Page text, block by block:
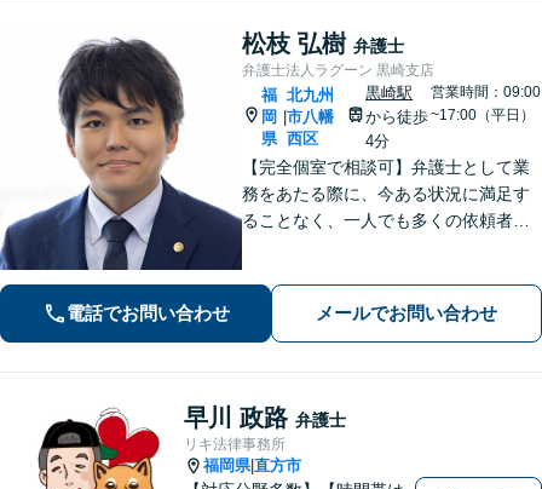
松枝 弘樹 弁護士
弁護士法人ラグーン 黒崎支店
福
岡
県
|
北九州
市八幡
西区
黒崎駅
から徒歩
4分
営業時間：09:00
~17:00（平日）
【完全個室で相談可】弁護士として業
務をあたる際に、今ある状況に満足す
ることなく、一人でも多くの依頼者の
ての法的な支援を丁寧に行えるよう心
掛け、日々努力を重ねていきます。
電話でお問い合わせ メールでお問い合わせ
早川 政路 弁護士
リキ法律事務所
福岡県|直方市